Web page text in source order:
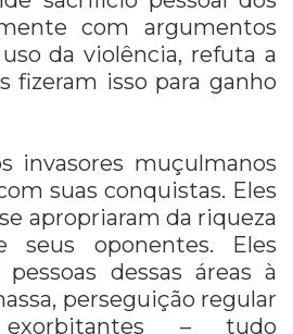
com argumentos
da violência, refuta a
fizeram isso para ganho
invasores muçulmanos
suas conquistas. Eles
apropriaram da riqueza
seus oponentes. Eles
dessas áreas à
perseguição regular
– tudo